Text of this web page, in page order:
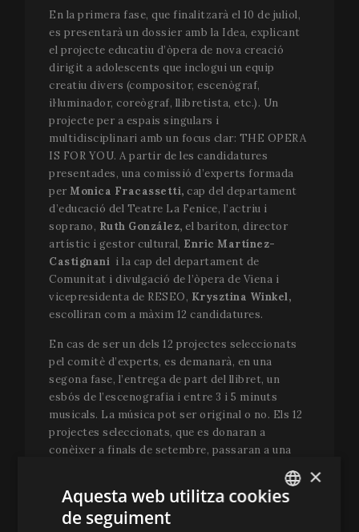
En la primera fase, que finalitzarà el 10 de juliol,
es presentarà un dossier amb la Idea, explicant
el projecte educatiu d’òpera de nova creació
dirigit a adolescents que inclogui un equip
creatiu divers (compositor, escenògraf,
il·luminador, coreògraf, llibretista, etc.). Un
projecte per a espais singulars i
multidisciplinari amb un focus clar: THE OPERA
IS FOR YOU. A partir de les candidatures
presentades, una comissió d’experts formada
per Monica Fracassetti, cap del departament
d’educació del Teatre La Fenice, l’actriu i
soprano, Ruth González, el baríton, director
artístic i gestor cultural, Enric Martínez-
Castignani i la cap del departament de
Comunitat i divulgació de l’òpera de Viena i
vicepresidenta de RESEO, Krysztina Winkel,
escolliran com a màxim 12 candidatures.
En cas de ser un dels 12 projectes seleccionats
pel comitè d’experts, es demanarà, en una
segona fase, l’entrega de part del llibret, un
esbós de l’escenografia i entre 3 i 5 minuts
musicals. La música pot ser original o no. Els 12
projectes seleccionats, que es donaran a
conèixer a finals de setembre, passaran a una
llibret, un esbós de l’escena i entre 3 i 5 minuts
musicals. L’entrega de la segona fase finalitzarà
el 15 de novembre de 2025 a les 23:59 hores
×
Aquesta web utilitza cookies
de seguiment